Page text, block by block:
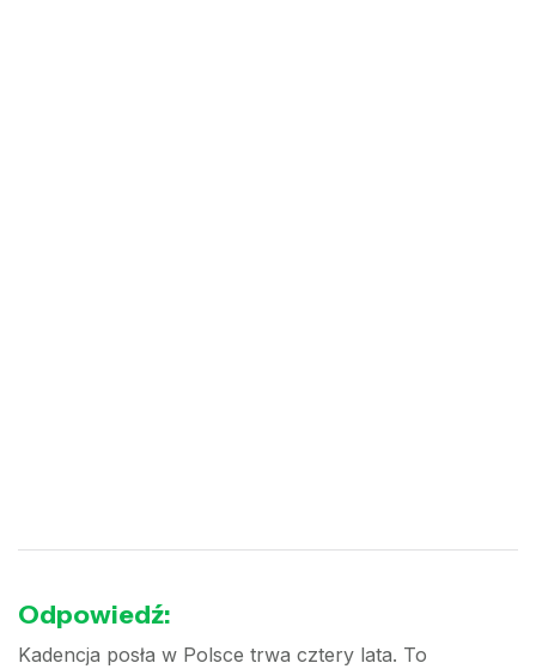
Odpowiedź:
Kadencja posła w Polsce trwa cztery lata. To